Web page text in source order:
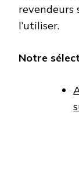
revendeurs
l’utiliser.
Notre